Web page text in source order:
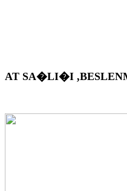
AT SA�LI�I